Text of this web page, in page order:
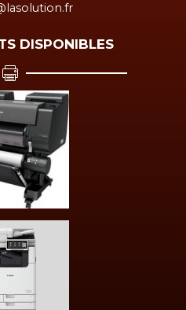
DISPONIBLES